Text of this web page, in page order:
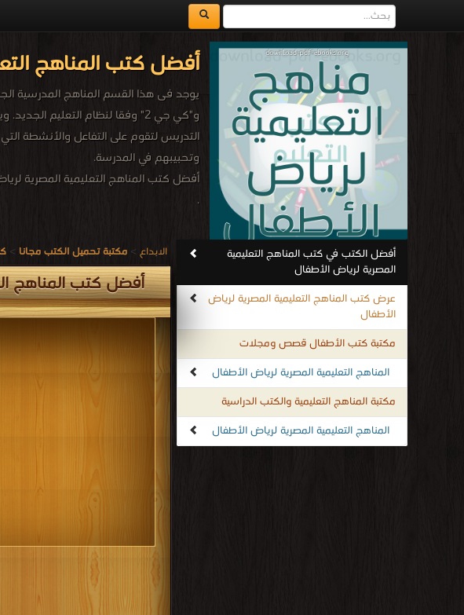
أفضل كتب المناهج
و"كي جي 2" وفقا لنظام التعليم
التدريس لتقوم على التفاعل والأنشطة
وتحبيبهم في المدرسة.
أفضل كتب المناهج التعليمية المصرية
.
أفضل الكتب في كتب المناهج التعليمية
المصرية لرياض الأطفال
عرض كتب المناهج التعليمية المصرية لرياض
الأطفال
مكتبة كتب الأطفال قصص ومجلات
المناهج التعليمية المصرية لرياض الأطفال
مكتبة المناهج التعليمية والكتب الدراسية
المناهج التعليمية المصرية لرياض الأطفال
الابداع > مكتبة تحميل الكتب مجانا >
أفضل كتب المناهج